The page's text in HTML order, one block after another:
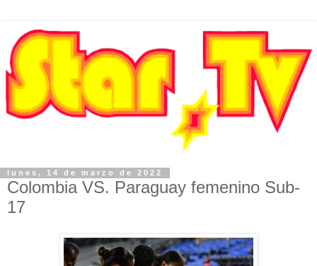
lunes, 14 de marzo de 2022
Colombia VS. Paraguay femenino Sub-
17